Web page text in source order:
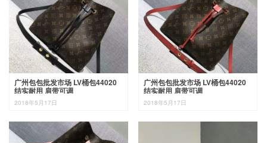
广州包包批发市场 LV桶包44020
结实耐用 肩带可调
2018年5月17日
广州包包批发市场 LV桶包44020
结实耐用 肩带可调
2018年5月17日